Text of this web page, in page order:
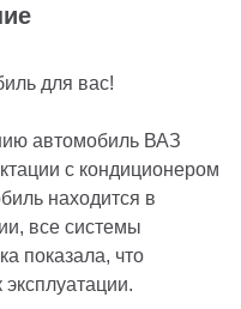
для вас!
автомобиль ВАЗ
с кондиционером
находится в
все системы
показала, что